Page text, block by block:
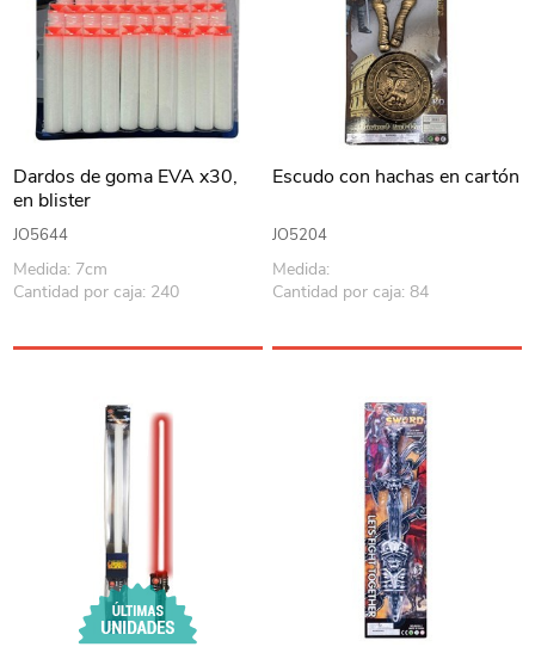
Dardos de goma EVA x30,
en blister
JO5644
Medida: 7cm
Cantidad por caja: 240
Escudo con hachas en cartón
JO5204
Medida:
Cantidad por caja: 84